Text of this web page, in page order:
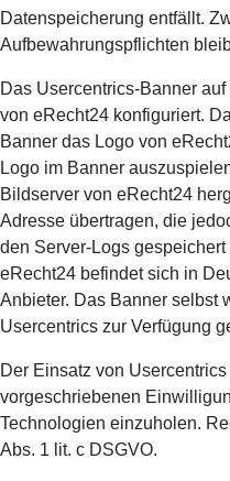
Datenspeicherung entfällt.
Aufbewahrungspflichten
Das Usercentrics-Banner
von eRecht24 konfiguriert.
Banner das Logo von
Logo im Banner
Bildserver von eRecht24
Adresse übertragen, die
den Server-Logs
eRecht24 befindet sich in
Anbieter. Das Banner selbst
Usercentrics zur Verfügung
Der Einsatz von
vorgeschriebenen
Technologien einzuholen.
Abs. 1 lit. c DSGVO.